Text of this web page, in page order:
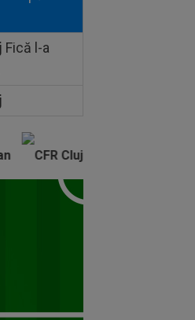
Fică l-a
Cluj